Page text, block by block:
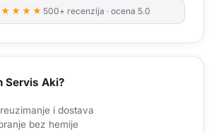
500+ recenzija · ocena 5.0
Servis Aki?
i dostava
bez hemije